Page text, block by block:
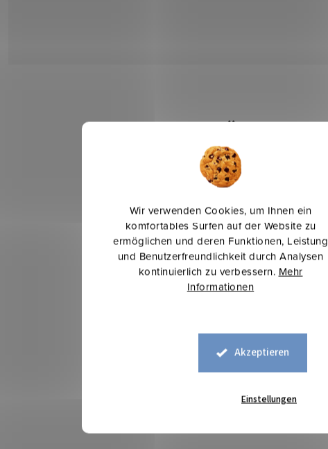
Wir verwenden Cookies, um Ihnen ein
komfortables Surfen auf der Website zu
ermöglichen und deren Funktionen, Leistung
und Benutzerfreundlichkeit durch Analysen
kontinuierlich zu verbessern. Mehr
Informationen
Akzeptieren
Einstellungen
-20 %